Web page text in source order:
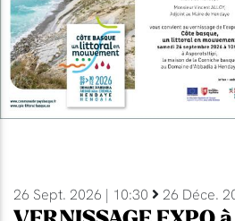
26 Sept. 2026 | 10:30 26 Déce.